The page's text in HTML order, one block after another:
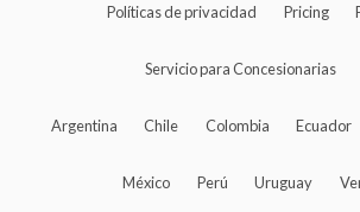
Políticas de privacidad Pricing
Servicio para Concesionarias
Argentina Chile Colombia Ecuador
México Perú Uruguay